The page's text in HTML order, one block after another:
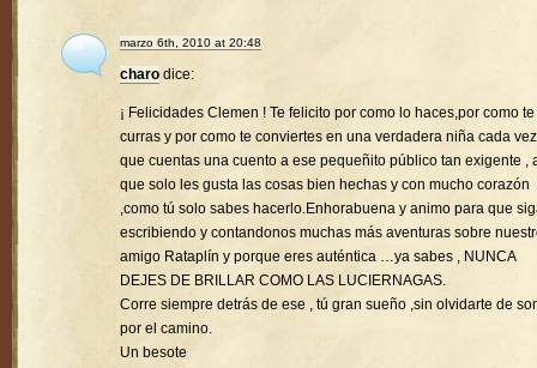
marzo 6th, 2010 at 20:48
charo dice:
¡ Felicidades Clemen ! Te felicito por como lo haces,por como
curras y por como te conviertes en una verdadera niña cada vez
que cuentas una cuento a ese pequeñito público tan exigente ,
que solo les gusta las cosas bien hechas y con mucho corazón
,como tú solo sabes hacerlo.Enhorabuena y animo para que
escribiendo y contandonos muchas más aventuras sobre
amigo Rataplín y porque eres auténtica …ya sabes , NUNCA
DEJES DE BRILLAR COMO LAS LUCIERNAGAS.
Corre siempre detrás de ese , tú gran sueño ,sin olvidarte de
por el camino.
Un besote